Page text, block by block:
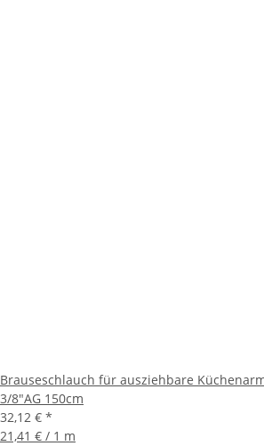
Brauseschlauch für ausziehbare
3/8"AG 150cm
32,12 € *
21,41 € / 1 m